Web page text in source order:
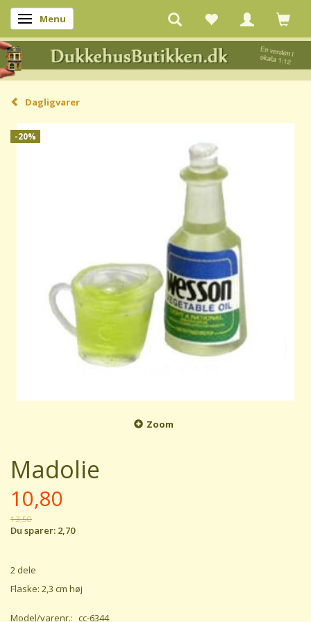
Skifte navigation
Menu
Dagligvarer
-20%
Zoom
Madolie
10,80
13,50
Du sparer: 2,70
2 dele
Flaske: 2,3 cm høj
Model/varenr.: cc-6344